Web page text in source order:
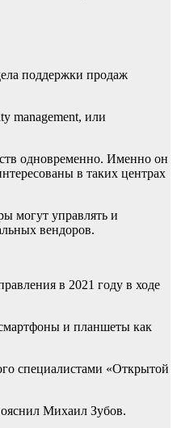
поддержки продаж
management, или
одновременно. Именно он
в таких центрах
могут управлять и
вендоров.
в 2021 году в ходе
и планшеты как
специалистами «Открытой
Михаил Зубов.